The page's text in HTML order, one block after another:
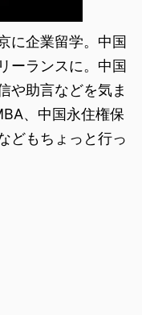
に企業留学。中国
ーランスに。中国
や助言などを気ま
、中国永住権保
どもちょっと行っ